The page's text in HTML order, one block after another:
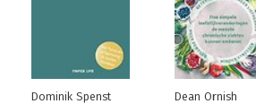
Dominik Spenst Dean Ornish